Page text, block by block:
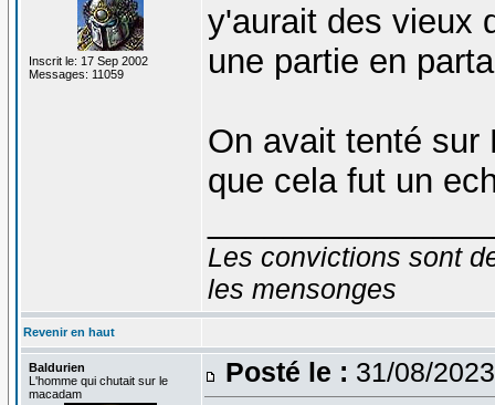
Inscrit le: 17 Sep 2002
Messages: 11059
y'aurait des vieux
une partie en
On avait tenté sur
que cela fut un
Les convictions sont
les mensonges
Revenir en haut
Baldurien
L'homme qui chutait sur le
macadam
Posté le : 31/08/